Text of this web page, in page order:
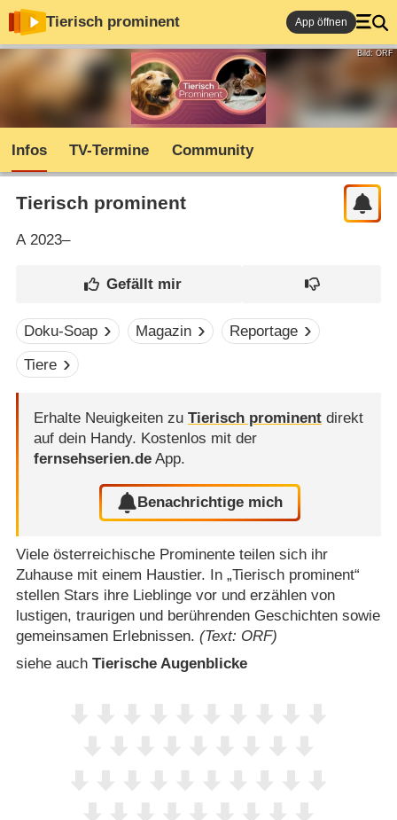
Tierisch prominent App öffnen
Bild: ORF
Infos TV-Termine Community
Tierisch prominent
A2023–
Doku-Soap Magazin
Reportage
Tiere
Erhalte Neuigkeiten zu Tierisch prominentdirekt
auf dein Handy. Kostenlos mit der
fernsehserien.deApp.
Benachrichtige mich
Viele österreichische Prominente teilen sich ihr
Zuhause mit einem Haustier. In „Tierisch prominent“
stellen Stars ihre Lieblinge vor und erzählen von
lustigen, traurigen und berührenden Geschichten sowie
gemeinsamen Erlebnissen. (Text: ORF)
siehe auch Tierische Augenblicke